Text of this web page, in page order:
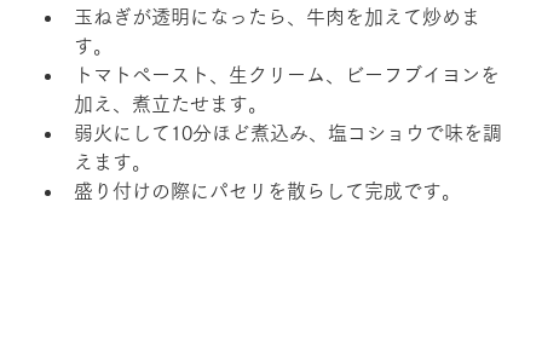
玉ねぎが透明になったら、牛肉を加えて炒めま
す。
トマトペースト、生クリーム、ビーフブイヨンを
加え、煮立たせます。
弱火にして10分ほど煮込み、塩コショウで味を調
えます。
盛り付けの際にパセリを散らして完成です。